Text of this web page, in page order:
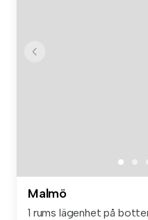
Malmö
1 rums lägenhet på